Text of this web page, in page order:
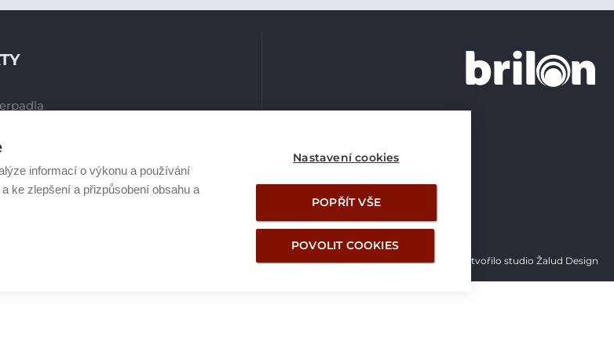
informací o výkonu a používání
ke zlepšení a přizpůsobení obsahu a
Nastavení cookies
POPŘÍT VŠE
POVOLIT COOKIES
Vytvořilo studio Žalud Design